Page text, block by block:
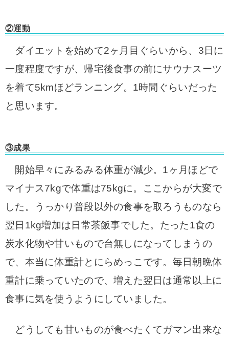
②運動
ダイエットを始めて2ヶ月目ぐらいから、3日に
一度程度ですが、帰宅後食事の前にサウナスーツ
を着て5kmほどランニング。1時間ぐらいだった
と思います。
③成果
開始早々にみるみる体重が減少。1ヶ月ほどで
マイナス7kgで体重は75kgに。ここからが大変で
した。
うっかり普段以外の食事を取ろうものなら
翌日1kg増加は日常茶飯事でした。たった1食の
炭水化物や甘いもので台無しになってしまうの
で、本当に体重計とにらめっこです。毎日朝晩体
重計に乗っていたので、増えた翌日は通常以上に
食事に気を使うようにしていました。
どうしても甘いものが食べたくてガマン出来な